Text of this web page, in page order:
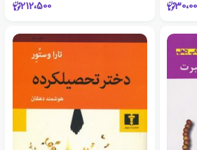
212،500